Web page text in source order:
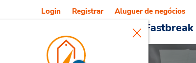
Veículos e serviços Fastbreak
Login Registrar Aluguer de negócios